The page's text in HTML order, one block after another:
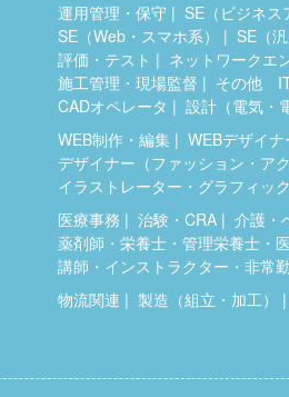
運用管理・保守 SE（ビジネス
SE（Web・スマホ系）
SE（汎
評価・テスト
ネットワークエ
施工管理・現場監督
その他
CADオペレータ
設計（電気・
WEB制作・編集 WEBデザイナ
デザイナー（ファッション・ア
イラストレーター・グラフィッ
医療事務 治験・CRA 介護・
薬剤師・栄養士・管理栄養士・
講師・インストラクター・非常
物流関連 製造（組立・加工）